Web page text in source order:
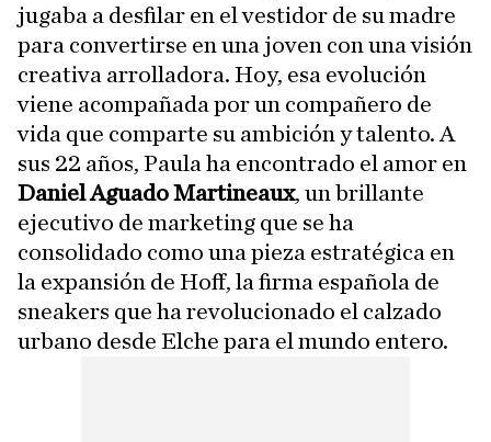
jugaba a desfilar en el vestidor de su madre
para convertirse en una joven con una visión
creativa arrolladora. Hoy, esa evolución
viene acompañada por un compañero de
vida que comparte su ambición y talento. A
sus 22 años, Paula ha encontrado el amor en
Daniel Aguado Martineaux, un brillante
ejecutivo de marketing que se ha
consolidado como una pieza estratégica en
la expansión de Hoff, la firma española de
sneakers que ha revolucionado el calzado
urbano desde Elche para el mundo entero.